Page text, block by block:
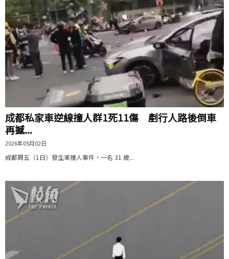
成都私家車逆線撞人群1死11傷 剷行人路後倒車
再撼...
2026年05月02日
成都周五（1日）發生車撞人事件，一名 31 歲...